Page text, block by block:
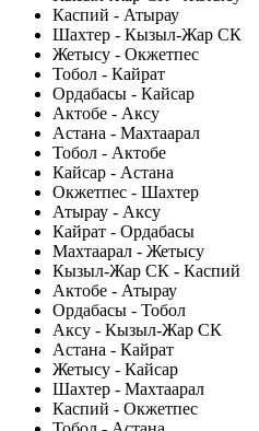
Каспий - Атырау
Шахтер - Кызыл-Жар СК
Жетысу - Окжетпес
Тобол - Кайрат
Ордабасы - Кайсар
Актобе - Аксу
Астана - Махтаарал
Тобол - Актобе
Кайсар - Астана
Окжетпес - Шахтер
Атырау - Аксу
Кайрат - Ордабасы
Махтаарал - Жетысу
Кызыл-Жар СК - Каспий
Актобе - Атырау
Ордабасы - Тобол
Аксу - Кызыл-Жар СК
Астана - Кайрат
Жетысу - Кайсар
Шахтер - Махтаарал
Каспий - Окжетпес